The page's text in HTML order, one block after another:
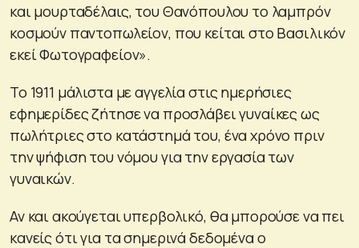
και μουρταδέλαις, του Θανόπουλου το λαμπρόν
κοσμούν παντοπωλείον, που κείται στο Βασιλικόν
εκεί Φωτογραφείον».
Το 1911 μάλιστα με αγγελία στις ημερήσιες
εφημερίδες ζήτησε να προσλάβει γυναίκες ως
πωλήτριες στο κατάστημά του, ένα χρόνο πριν
την ψήφιση του νόμου για την εργασία των
γυναικών.
Αν και ακούγεται υπερβολικό, θα μπορούσε να πει
κανείς ότι για τα σημερινά δεδομένα ο